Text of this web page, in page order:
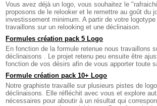
Vous avez déjà un logo, vous souhaitez le
proposons de le relooker et le remettre au goût du
investissement minimum. A partir de votre
travaillons sur un relooking et une déclinaison.
Formules création pack 5 Logo
En fonction de la formule retenue nous travaillons
déclinaisons . Le projet retenu peu ensuite être
fonction de vos désirs afin de vous apporter toute
Formule création pack 10+ Logo
Notre graphiste travaille sur plusieurs pistes de
déclinaisons. Elle réfléchit avec vous et explore
nécessaires pour aboutir à un résultat qui